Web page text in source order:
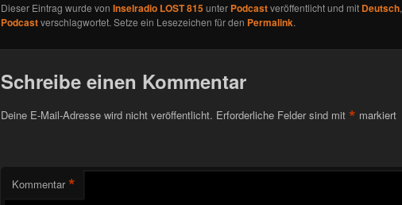
Dieser Eintrag wurde von Inselradio LOST 815unter Podcastveröffentlicht und mit Deutsch,
Podcastverschlagwortet. Setze ein Lesezeichen für den Permalink.
Schreibe einen Kommentar
Deine E-Mail-Adresse wird nicht veröffentlicht. Erforderliche Felder sind mit * markiert
Kommentar *